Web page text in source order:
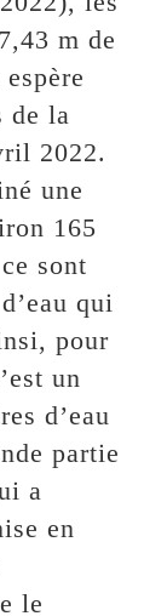
m de
de la
2022.
une
165
sont
qui
pour
un
d’eau
partie
a
en
le